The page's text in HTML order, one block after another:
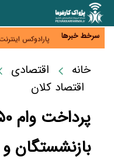
سرخط خبرها
زائران اربعین
پارادوکس
شبکه کمتر
جدید سیاست‌های
وارد میدان شد
خانه
اقتصادی
اقتصاد کلان